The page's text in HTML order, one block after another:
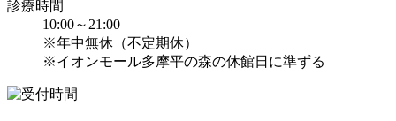
診療時間
10:00～21:00
※年中無休（不定期休）
※イオンモール多摩平の森の休館日に準ずる